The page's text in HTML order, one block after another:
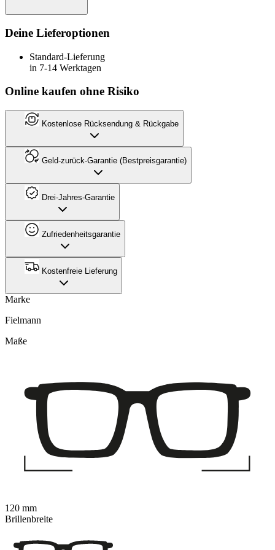
Deine Lieferoptionen
Standard-Lieferung
in 7-14 Werktagen
Online kaufen ohne Risiko
Kostenlose Rücksendung & Rückgabe
Geld-zurück-Garantie (Bestpreisgarantie)
Drei-Jahres-Garantie
Zufriedenheitsgarantie
Kostenfreie Lieferung
Marke
Fielmann
Maße
120 mm
Brillenbreite